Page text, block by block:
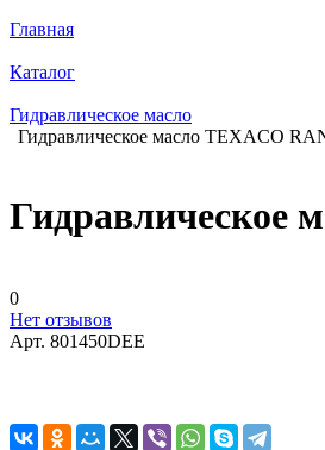
Главная
Каталог
Гидравлическое масло
Гидравлическое масло TEXACO
Гидравлическое
0
Нет отзывов
Арт. 801450DEE